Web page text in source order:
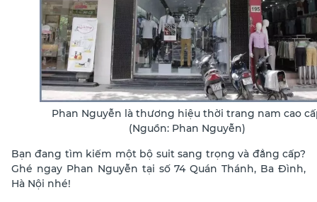
Phan Nguyễn là thương hiệu thời trang nam cao
(Nguồn: Phan Nguyễn)
Bạn đang tìm kiếm một bộ suit sang trọng và đẳng cấp?
Ghé ngay Phan Nguyễn tại số 74 Quán Thánh, Ba Đình,
Hà Nội nhé!